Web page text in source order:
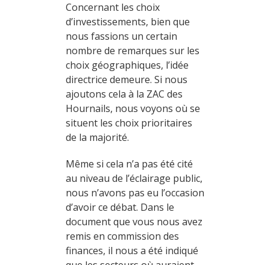
Concernant les choix
d’investissements, bien que
nous fassions un certain
nombre de remarques sur les
choix géographiques, l’idée
directrice demeure. Si nous
ajoutons cela à la ZAC des
Hournails, nous voyons où se
situent les choix prioritaires
de la majorité.
Même si cela n’a pas été cité
au niveau de l’éclairage public,
nous n’avons pas eu l’occasion
d’avoir ce débat. Dans le
document que vous nous avez
remis en commission des
finances, il nous a été indiqué